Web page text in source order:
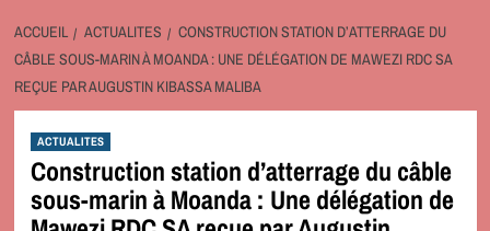
ACCUEIL ACTUALITES
CONSTRUCTION STATION D’ATTERRAGE DU
CÂBLE SOUS-MARIN À MOANDA : UNE DÉLÉGATION DE MAWEZI RDC SA
REÇUE PAR AUGUSTIN KIBASSA MALIBA
ACTUALITES
Construction station d’atterrage du câble
sous-marin à Moanda : Une délégation de